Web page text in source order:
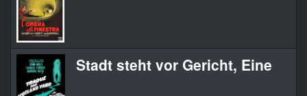
Stadt steht vor Gericht, Eine